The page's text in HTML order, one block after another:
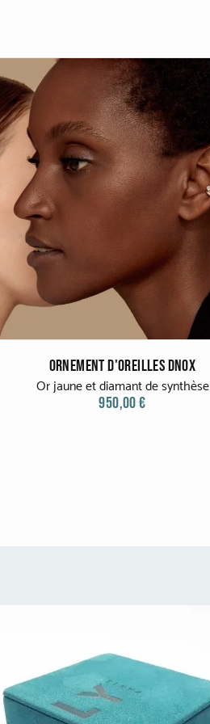
ORNEMENT D'OREILLES DNOX
Or jaune et diamant de synthèse
950,00 €